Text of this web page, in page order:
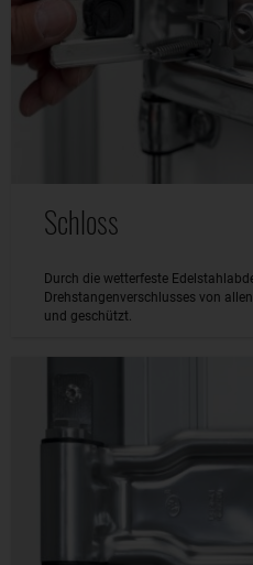
Schloss
Durch die wetterfeste
Drehstangenverschlusses von
und geschützt.